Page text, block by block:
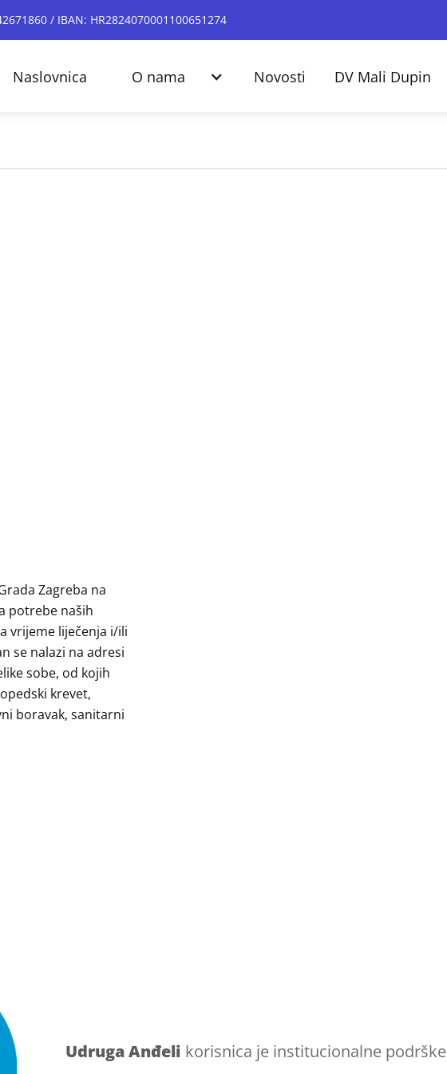
/ IBAN: HR2824070001100651274
Naslovnica O nama Novosti DV Mali Dupin
Zagreba na
potrebe naših
vrijeme liječenja i/ili
se nalazi na adresi
sobe, od kojih
krevet,
boravak, sanitarni
Udruga Anđeli korisnica je institucionalne podrške